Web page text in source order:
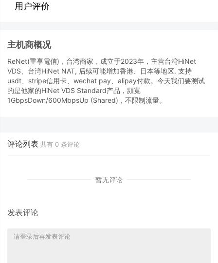
用户评价
主机商概况
ReNet(重享電信)，台湾商家，成立于2023年，主营台湾HiNet
VDS、台湾HiNet NAT, 后续可能增加香港、日本等地区. 支持
usdt、stripe信用卡、wechat pay、alipay付款。今天我们要测试
的是他家的HiNet VDS Standard产品，頻寬
1GbpsDown/600MbpsUp (Shared)，不限制流量。
评论列表 共有 0 条评论
暂无评论
发表评论